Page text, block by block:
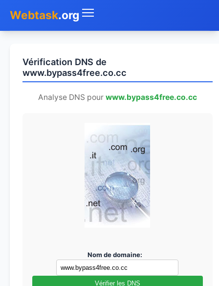
Webtask.org
Whois
Vérification DNS de
www.bypass4free.co.cc
Analyse DNS pour www.bypass4free.co.cc
Nom de domaine:
Vérifier les DNS